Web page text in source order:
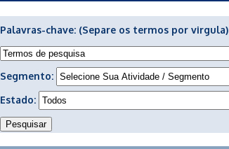
Palavras-chave: (Separe os termos por virgula)
Segmento:
Estado: